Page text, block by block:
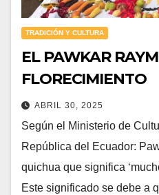
TRADICIÓN Y CULTURA
EL PAWKAR
FLORECIMIENTO
ABRIL 30, 2025
Según el Ministerio de
República del Ecuador:
quichua que significa
Este significado se debe a